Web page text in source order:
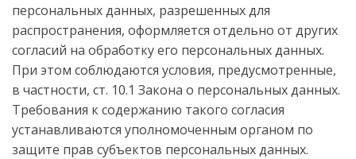
персональных данных, разрешенных для
распространения, оформляется отдельно от других
согласий на обработку его персональных данных.
При этом соблюдаются условия, предусмотренные,
в частности, ст. 10.1 Закона о персональных данных.
Требования к содержанию такого согласия
устанавливаются уполномоченным органом по
защите прав субъектов персональных данных.